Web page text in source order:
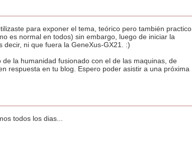
para exponer el tema, teórico pero también practico.
es normal en todos) sin embargo, luego de iniciar la
ni que fuera la GeneXus-GX21. :)
la humanidad fusionado con el de las maquinas, de
respuesta en tu blog. Espero poder asistir a una próxima
todos los dias...